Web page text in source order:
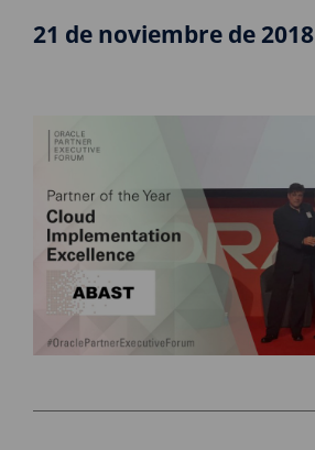
21 de noviembre de 2018